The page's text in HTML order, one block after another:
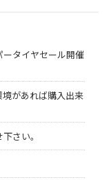
タイヤセール開催
があれば購入出来
さい。